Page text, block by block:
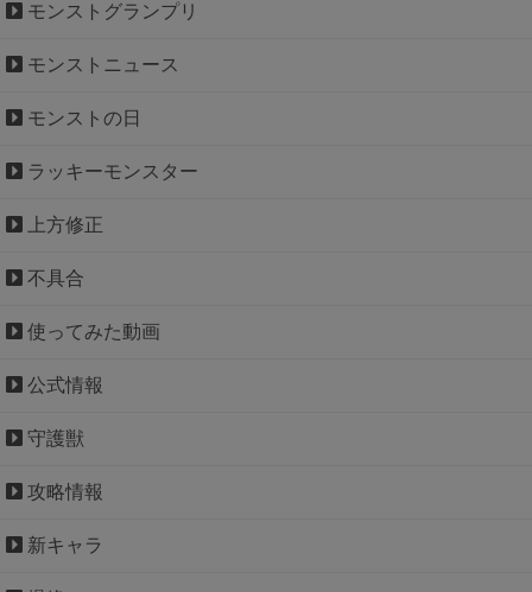
モンストグランプリ
モンストニュース
モンストの日
ラッキーモンスター
上方修正
不具合
使ってみた動画
公式情報
守護獣
攻略情報
新キャラ